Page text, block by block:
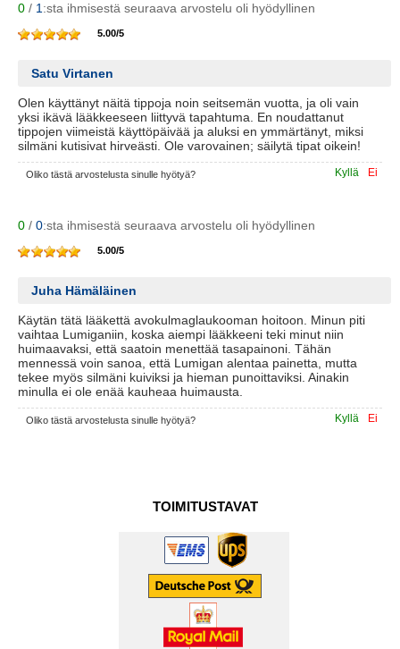
0 / 1 :sta ihmisestä seuraava arvostelu oli hyödyllinen
5.00/5
Satu Virtanen
Olen käyttänyt näitä tippoja noin seitsemän vuotta, ja oli vain
yksi ikävä lääkkeeseen liittyvä tapahtuma. En noudattanut
tippojen viimeistä käyttöpäivää ja aluksi en ymmärtänyt, miksi
silmäni kutisivat hirveästi. Ole varovainen; säilytä tipat oikein!
Ei
Kyllä
Oliko tästä arvostelusta sinulle hyötyä?
0 / 0:sta ihmisestä seuraava arvostelu oli hyödyllinen
5.00/5
Juha Hämäläinen
Käytän tätä lääkettä avokulmaglaukooman hoitoon. Minun piti
vaihtaa Lumiganiin, koska aiempi lääkkeeni teki minut niin
huimaavaksi, että saatoin menettää tasapainoni. Tähän
mennessä voin sanoa, että Lumigan alentaa painetta, mutta
tekee myös silmäni kuiviksi ja hieman punoittaviksi. Ainakin
minulla ei ole enää kauheaa huimausta.
Ei
Kyllä
Oliko tästä arvostelusta sinulle hyötyä?
TOIMITUSTAVAT